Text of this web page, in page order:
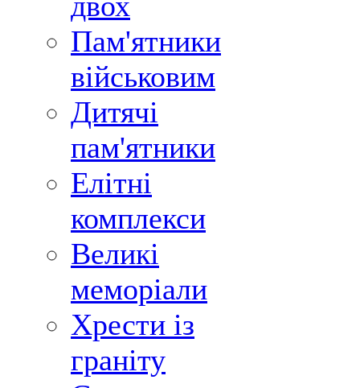
Пам'ятники
військовим
Дитячі
пам'ятники
Елітні
комплекси
Великі
меморіали
Хрести із
граніту